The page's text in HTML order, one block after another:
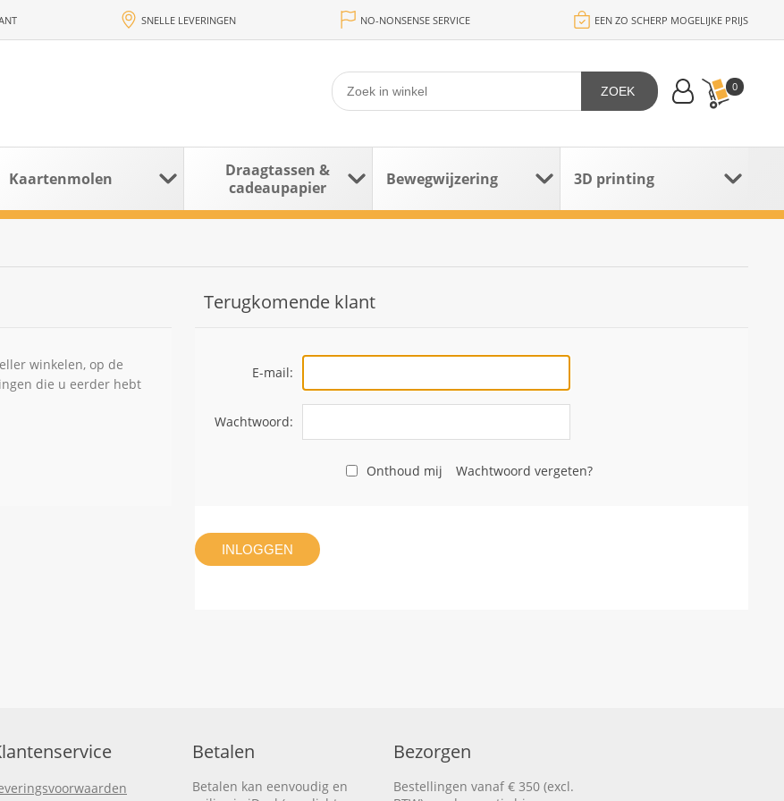
SNELLE LEVERINGEN NO-NONSENSE SERVICE EEN ZO SCHERP MOGELIJKE PRIJS
0
ZOEK
Kaartenmolen
Draagtassen &
cadeaupapier
Bewegwijzering 3D printing
winkelen, op de
die u eerder hebt
Terugkomende klant
E-mail:
Wachtwoord:
Onthoud mij Wachtwoord vergeten?
INLOGGEN
Betalen
Betalen kan eenvoudig en
Bezorgen
Bestellingen vanaf € 350 (excl.